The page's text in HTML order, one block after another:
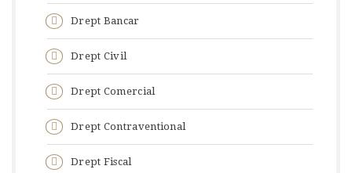
Drept Bancar
Drept Civil
Drept Comercial
Drept Contraventional
Drept Fiscal